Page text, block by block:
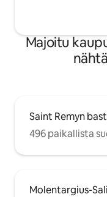
Majoitu
Saint Remyn
496 paikallista
Molentargius-